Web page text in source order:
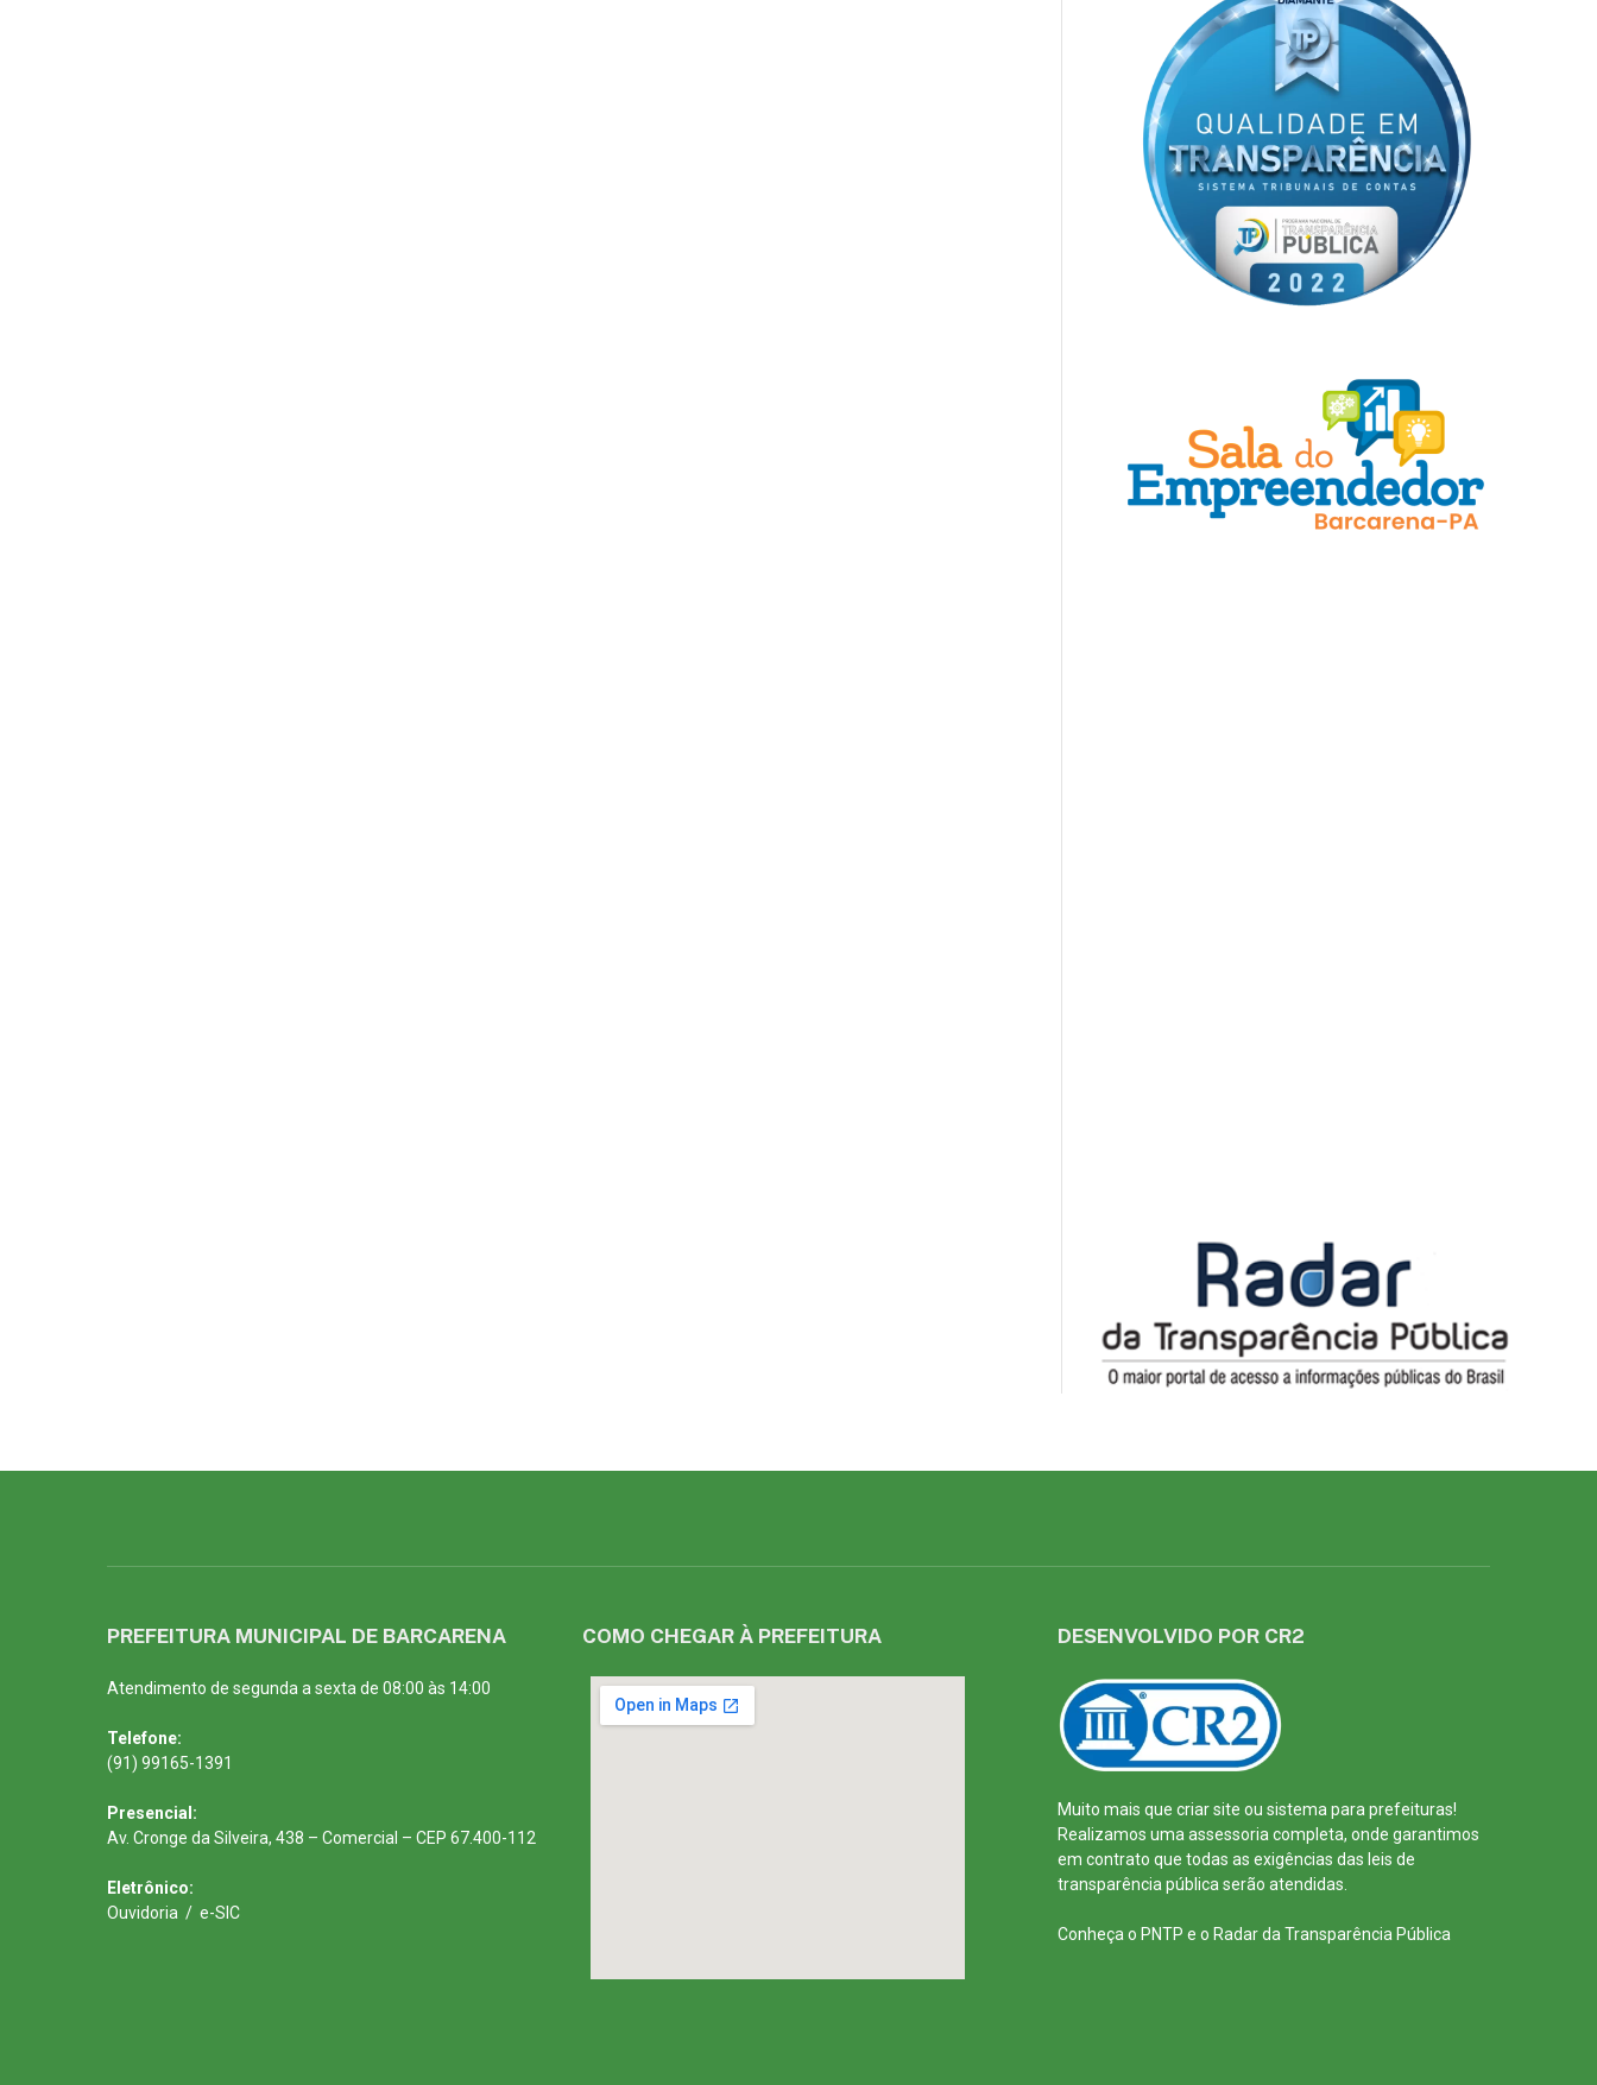
PREFEITURA MUNICIPAL DE BARCARENA
Atendimento de segunda a sexta de 08:00 às 14:00
Telefone:
(91) 99165-1391
Presencial:
Av. Cronge da Silveira, 438 – Comercial – CEP 67.400-112
Eletrônico:
Ouvidoria / e-SIC
COMO CHEGAR À PREFEITURA DESENVOLVIDO POR CR2
Muito mais que criar site ou sistema para prefeituras!
Realizamos uma assessoria completa, onde garantimos
em contrato que todas as exigências das leis de
transparência pública serão atendidas.
Conheça o PNTP e o Radar da Transparência Pública